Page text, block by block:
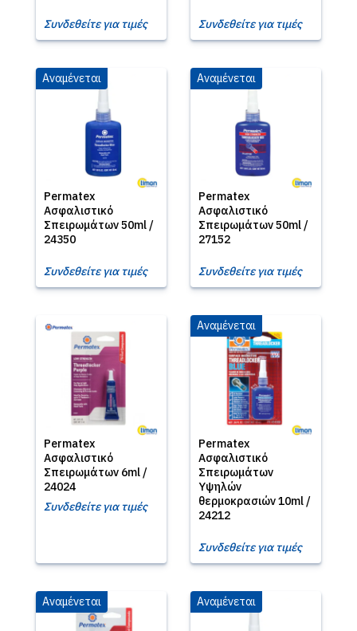
Συνδεθείτε για τιμές Συνδεθείτε για τιμές
Permatex
Ασφαλιστικό
Σπειρωμάτων 50ml /
24350
Αναμένεται
Συνδεθείτε για τιμές
Permatex
Ασφαλιστικό
Σπειρωμάτων 50ml /
27152
Αναμένεται
Συνδεθείτε για τιμές
Permatex
Ασφαλιστικό
Σπειρωμάτων 6ml /
24024
Συνδεθείτε για τιμές
Permatex
Ασφαλιστικό
Σπειρωμάτων
Υψηλών
θερμοκρασιών 10ml /
24212
Αναμένεται
Συνδεθείτε για τιμές
Αναμένεται Αναμένεται